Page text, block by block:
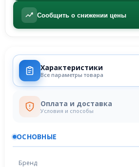
Сообщить о снижении цены
Характеристики
Все параметры товара
Оплата и доставка
Условия и способы
ОСНОВНЫЕ
Бренд